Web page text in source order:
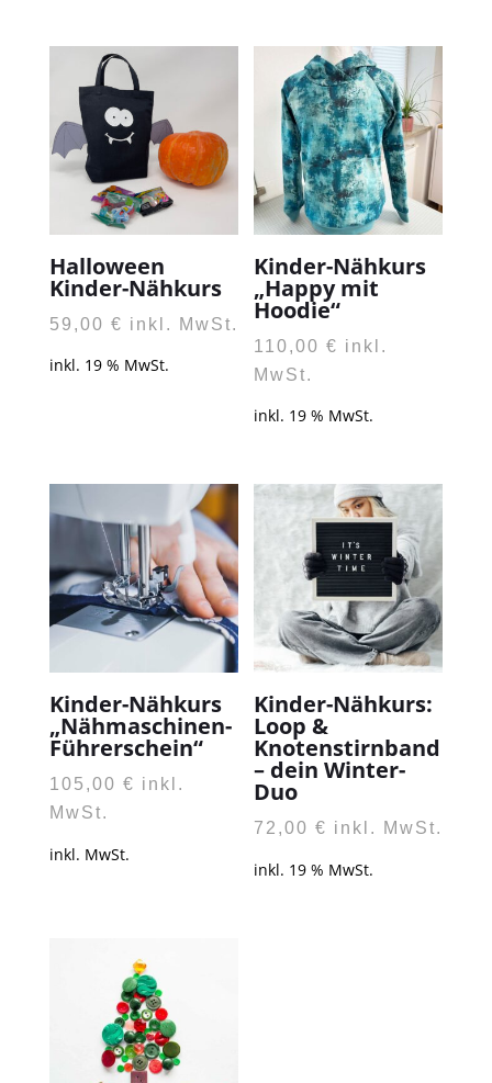
Halloween
Kinder-Nähkurs
59,00 € inkl. MwSt.
inkl. 19 % MwSt.
Kinder-Nähkurs
„Happy mit
Hoodie“
110,00€ inkl.
MwSt.
inkl. 19 % MwSt.
Kinder-Nähkurs
„Nähmaschinen-
Führerschein“
105,00 € inkl.
MwSt.
inkl. MwSt.
Kinder-Nähkurs:
Loop &
Knotenstirnband
– dein Winter-
Duo
72,00€ inkl. MwSt.
inkl. 19 % MwSt.